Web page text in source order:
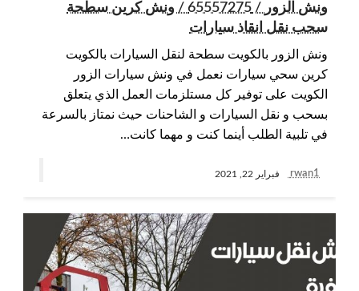
ونش الزور / 65557275 / ونش كرين سطحة
سحب نقل انقاذ سيارات
ونش الزور بالكويت سطحة لنقل السيارات بالكويت
كرين سحي سيارات نعمل في ونش سيارات الزور
الكويت على توفير كل مستلزمات العمل الذي يتعلق
بسحب و نقل السيارات و الشاحنات حيث نمتاز بالسرعة
في تلبية الطلب أينما كنت و مهما كانت…
rwan1 فبراير 22, 2021